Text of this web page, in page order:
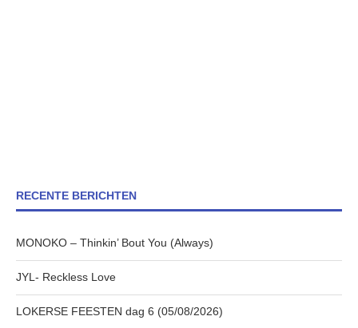
RECENTE BERICHTEN
MONOKO – Thinkin’ Bout You (Always)
JYL- Reckless Love
LOKERSE FEESTEN dag 6 (05/08/2026)